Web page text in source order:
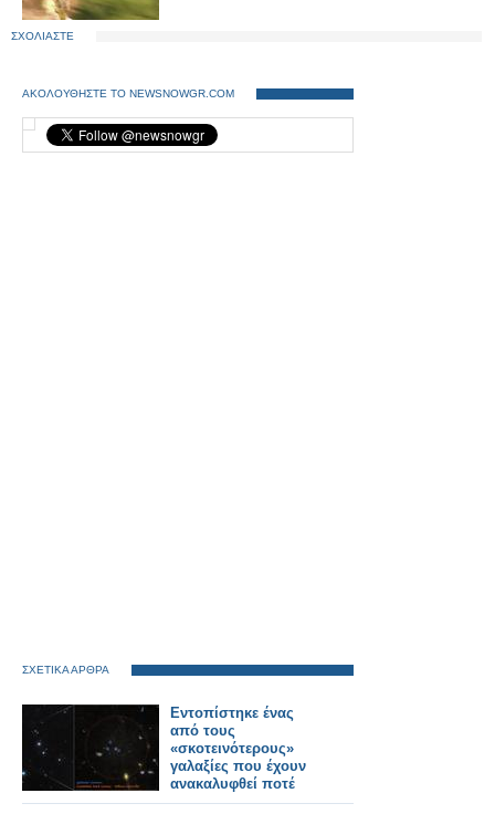
ΣΧΟΛΙΑΣΤΕ
ΑΚΟΛΟΥΘΗΣΤΕ ΤΟ NEWSNOWGR.COM
ΣΧΕΤΙΚΑ ΑΡΘΡΑ
Εντοπίστηκε ένας
από τους
«σκοτεινότερους»
γαλαξίες που έχουν
ανακαλυφθεί ποτέ